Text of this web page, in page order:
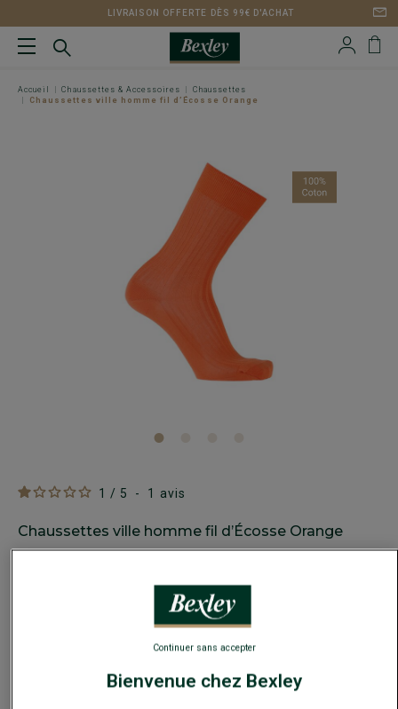
LIVRAISON OFFERTE DÈS 99€ D'ACHAT
Accueil Chaussettes & Accessoires
Chaussettes
Chaussettes ville homme fil d’Écosse Orange
1 / 5 - 1 avis
Chaussettes ville homme fil d’Écosse Orange
4 paires au choix
Bienvenue chez Bexley
Continuer sans accepter